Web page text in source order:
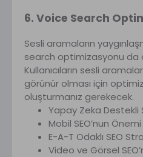
6. Voice Search
Sesli aramaların
search optimizasyonu da
Kullanıcıların sesli
görünür olması için
oluşturmanız gerekecek.
Yapay Zeka Destekli
Mobil SEO’nun
E-A-T Odaklı SEO
Video ve Görsel